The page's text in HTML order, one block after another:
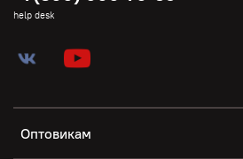
Оптовикам
help desk